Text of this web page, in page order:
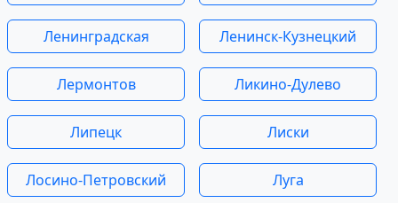
Ленинградская Ленинск-Кузнецкий
Лермонтов Ликино-Дулево
Липецк Лиски
Лосино-Петровский Луга